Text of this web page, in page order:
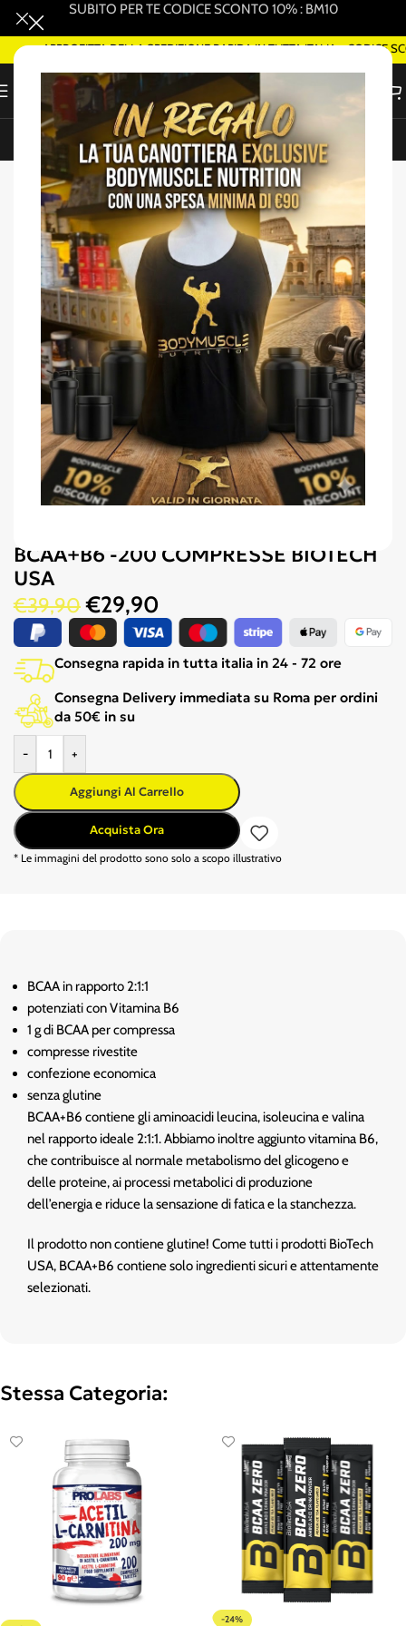
SUBITO PER TE CODICE SCONTO 10% : BM10
APPROFITTA DELLA SPEDIZIONE RAPIDA IN TUTTA ITALIA - CODICE
ORDINA SMART DELIVERY SU WHATSAPP (ROMA)
Home/ Amminoacidi EAA/BCAA
-25%
BCAA+B6 -200 COMPRESSE BIOTECH
USA
€39,90 €29,90
Consegna rapida in tutta italia in 24 - 72 ore
Consegna Delivery immediata su Roma per ordini
da 50€ in su
- +
Aggiungi Al Carrello
Acquista Ora
* Le immagini del prodotto sono solo a scopo illustrativo
BCAA in rapporto 2:1:1
potenziati con Vitamina B6
1 g di BCAA per compressa
compresse rivestite
confezione economica
senza glutine
BCAA+B6 contiene gli aminoacidi leucina, isoleucina e valina
nel rapporto ideale 2:1:1. Abbiamo inoltre aggiunto vitamina B6,
che contribuisce al normale metabolismo del glicogeno e
delle proteine, ai processi metabolici di produzione
dell’energia e riduce la sensazione di fatica e la stanchezza.
Il prodotto non contiene glutine! Come tutti i prodotti BioTech
USA, BCAA+B6 contiene solo ingredienti sicuri e attentamente
selezionati.
Stessa Categoria:
-24%